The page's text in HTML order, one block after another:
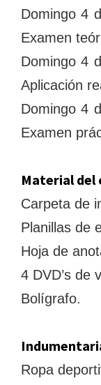
Domingo 4
Examen
Domingo 4
Aplicación
Domingo 4
Examen
Material del
Carpeta de
Planillas de
Hoja de
4 DVD’s de
Bolígrafo.
Ropa